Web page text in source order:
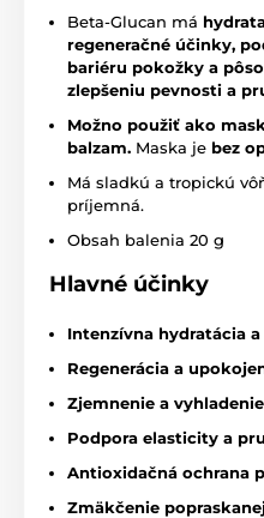
Beta-Glucan má
regeneračné účinky,
bariéru pokožky a
zlepšeniu pevnosti a
Možno použiť ako
balzam. Maska je bez
Má sladkú a tropickú
príjemná.
Obsah balenia 20 g
Hlavné účinky
Intenzívna hydratácia a
Regenerácia a
Zjemnenie a
Podpora elasticity a
Antioxidačná ochrana
Zmäkčenie